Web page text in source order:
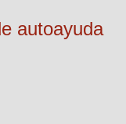
autoayuda